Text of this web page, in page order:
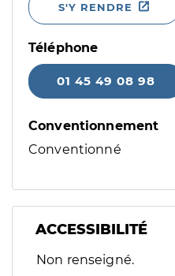
S'Y RENDRE
Téléphone
01 45 49 08 98
Conventionnement
Conventionné
ACCESSIBILITÉ
Filtres
Sélectionnez un ou
Non renseigné.